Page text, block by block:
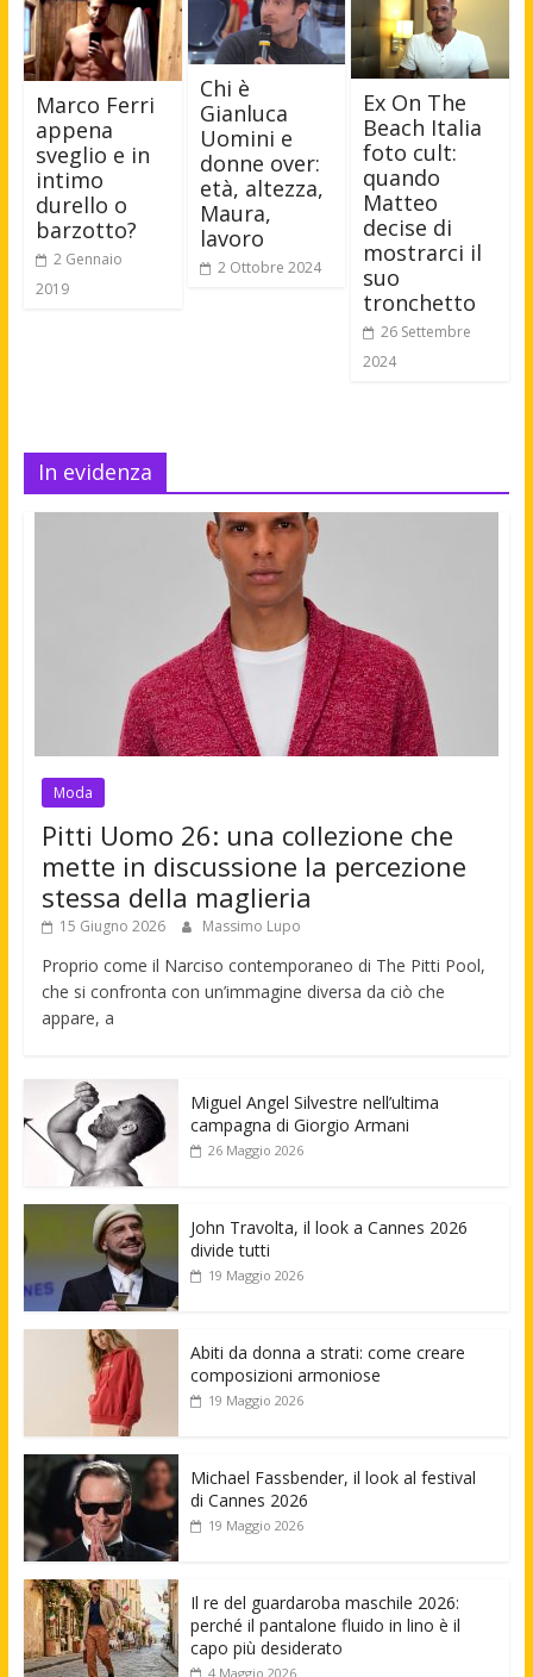
Marco Ferri
appena
sveglio e in
intimo
durello o
barzotto?
2 Gennaio
2019
Chi è
Gianluca
Uomini e
donne over:
età, altezza,
Maura,
lavoro
2 Ottobre 2024
Ex On The
Beach Italia
foto cult:
quando
Matteo
decise di
mostrarci il
suo
tronchetto
26 Settembre
2024
In evidenza
Moda
Pitti Uomo 26: una collezione che
mette in discussione la percezione
stessa della maglieria
15 Giugno 2026 Massimo Lupo
Proprio come il Narciso contemporaneo di The Pitti Pool,
che si confronta con un’immagine diversa da ciò che
appare, a
Miguel Angel Silvestre nell’ultima
campagna di Giorgio Armani
26 Maggio 2026
John Travolta, il look a Cannes 2026
divide tutti
19 Maggio 2026
Abiti da donna a strati: come creare
composizioni armoniose
19 Maggio 2026
Michael Fassbender, il look al festival
di Cannes 2026
19 Maggio 2026
Il re del guardaroba maschile 2026:
perché il pantalone fluido in lino è il
capo più desiderato
4 Maggio 2026